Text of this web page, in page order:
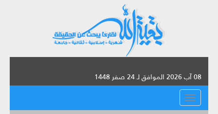
08 آب 2026 الموافق لـ 24 صفر 1448
القائمة